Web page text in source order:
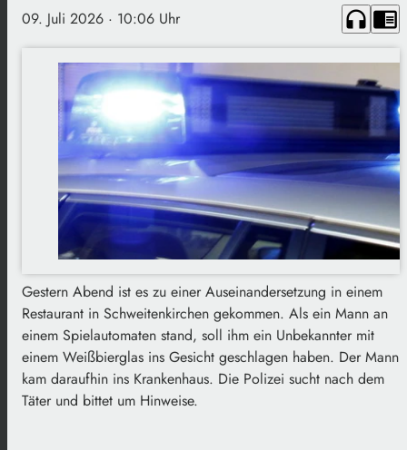
09. Juli 2026 · 10:06 Uhr headphones chrome_reader_mode
Gestern Abend ist es zu einer Auseinandersetzung in einem
Restaurant in Schweitenkirchen gekommen. Als ein Mann an
einem Spielautomaten stand, soll ihm ein Unbekannter mit
einem Weißbierglas ins Gesicht geschlagen haben. Der Mann
kam daraufhin ins Krankenhaus. Die Polizei sucht nach dem
Täter und bittet um Hinweise.